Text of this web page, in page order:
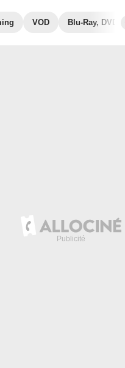
VOD Blu-Ray, DVD